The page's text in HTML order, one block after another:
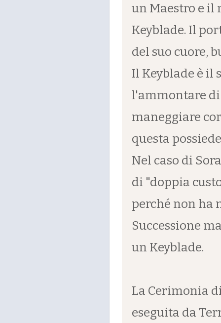
un Maestro e il
Keyblade. Il
del suo cuore,
Il Keyblade è il
l'ammontare di
maneggiare
questa
Nel caso di
di "doppia
perché non ha
Successione
un Keyblade.
La Cerimonia
eseguita da